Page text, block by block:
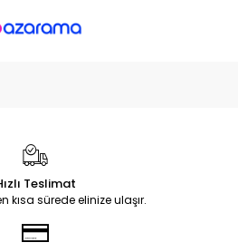
Teslimat
kısa sürede elinize ulaşır.